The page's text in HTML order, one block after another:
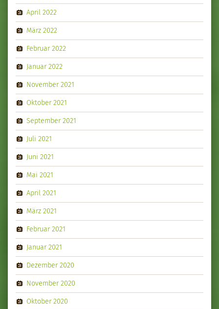
April 2022
März 2022
Februar 2022
Januar 2022
November 2021
Oktober 2021
September 2021
Juli 2021
Juni 2021
Mai 2021
April 2021
März 2021
Februar 2021
Januar 2021
Dezember 2020
November 2020
Oktober 2020